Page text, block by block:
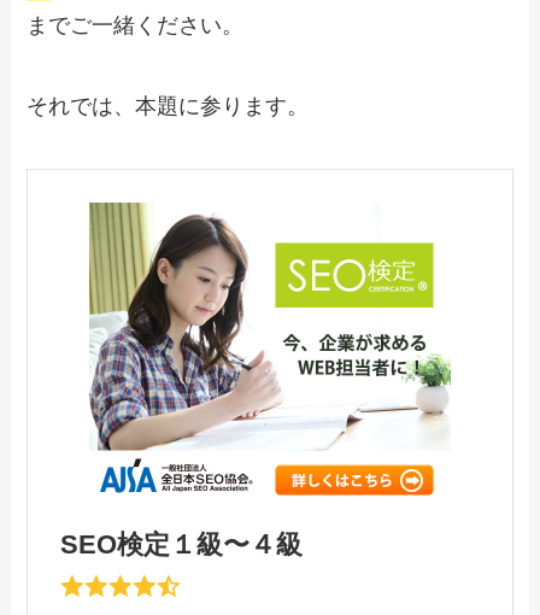
までご一緒ください。
それでは、本題に参ります。
SEO検定１級〜４級